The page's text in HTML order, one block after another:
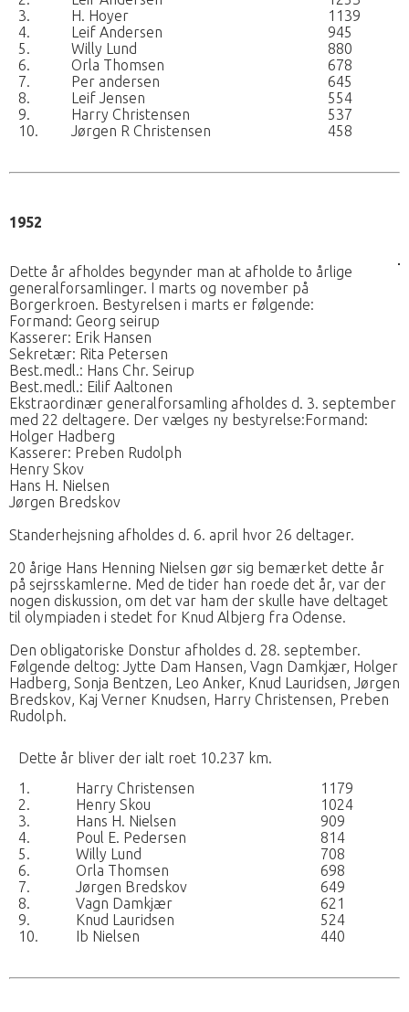
3.
4.
5.
6.
7.
8.
9.
10.
H. Hoyer
Leif Andersen
Willy Lund
Orla Thomsen
Per andersen
Leif Jensen
Harry Christensen
Jørgen R Christensen
1139
945
880
678
645
554
537
458
1952
Dette år afholdes begynder man at afholde to årlige
generalforsamlinger. I marts og november på
Borgerkroen. Bestyrelsen i marts er følgende:
Formand: Georg seirup
Kasserer: Erik Hansen
Sekretær: Rita Petersen
Best.medl.: Hans Chr. Seirup
Best.medl.: Eilif Aaltonen
Ekstraordinær generalforsamling afholdes d. 3. september
med 22 deltagere. Der vælges ny bestyrelse:Formand:
Holger Hadberg
Kasserer: Preben Rudolph
Henry Skov
Hans H. Nielsen
Jørgen Bredskov
Standerhejsning afholdes d. 6. april hvor 26 deltager.
20 årige Hans Henning Nielsen gør sig bemærket dette år
på sejrsskamlerne. Med de tider han roede det år, var der
nogen diskussion, om det var ham der skulle have deltaget
til olympiaden i stedet for Knud Albjerg fra Odense.
Den obligatoriske Donstur afholdes d. 28. september.
Følgende deltog: Jytte Dam Hansen, Vagn Damkjær, Holger
Hadberg, Sonja Bentzen, Leo Anker, Knud Lauridsen, Jørgen
Bredskov, Kaj Verner Knudsen, Harry Christensen, Preben
Rudolph.
Dette år bliver der ialt roet 10.237 km.
1.
2.
3.
4.
5.
6.
7.
8.
9.
10.
Harry Christensen
Henry Skou
Hans H. Nielsen
Poul E. Pedersen
Willy Lund
Orla Thomsen
Jørgen Bredskov
Vagn Damkjær
Knud Lauridsen
Ib Nielsen
1179
1024
909
814
708
698
649
621
524
440